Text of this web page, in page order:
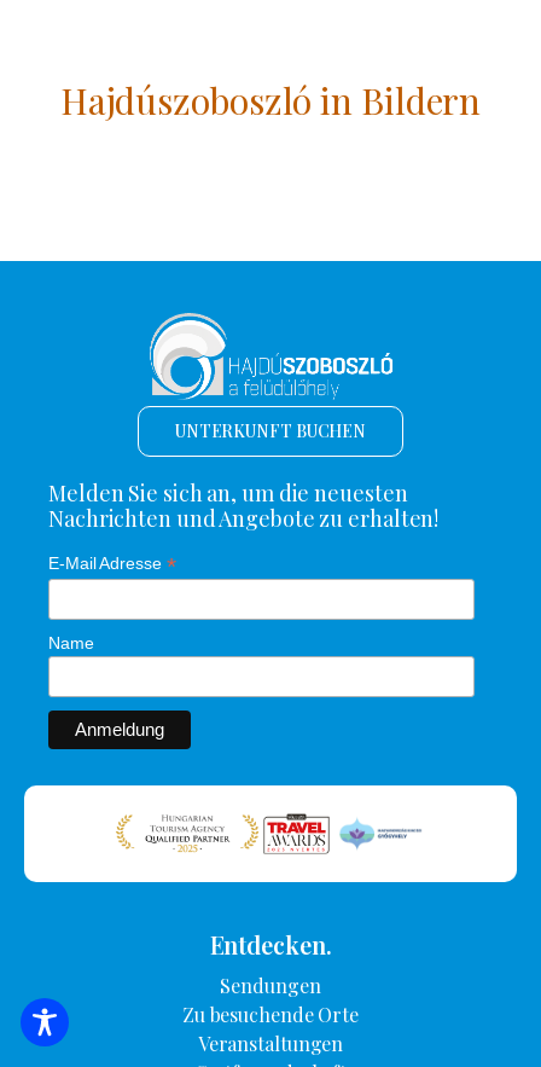
Hajdúszoboszló in Bildern
SUCHE NACH UNTERKUNFT
UNTERKUNFT BUCHEN
Melden Sie sich an, um die neuesten
Nachrichten und Angebote zu erhalten!
E-Mail Adresse *
Name
Entdecken.
Sendungen
Zu besuchende Orte
Veranstaltungen